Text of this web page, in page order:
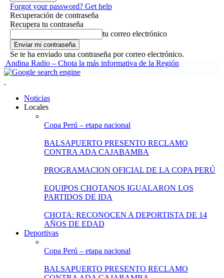
Forgot your password? Get help
Recuperación de contraseña
Recupera tu contraseña
tu correo electrónico
Se te ha enviado una contraseña por correo electrónico.
Andina Radio – Chota la más informativa de la Región
Noticias
Locales
Copa Perú – etapa nacional
BALSAPUERTO PRESENTO RECLAMO
CONTRA ADA CAJABAMBA
PROGRAMACION OFICIAL DE LA COPA PERÚ
EQUIPOS CHOTANOS IGUALARON LOS
PARTIDOS DE IDA
CHOTA: RECONOCEN A DEPORTISTA DE 14
AÑOS DE EDAD
Deportivas
Copa Perú – etapa nacional
BALSAPUERTO PRESENTO RECLAMO